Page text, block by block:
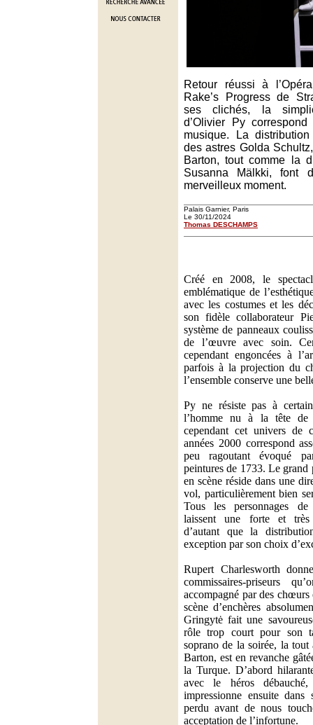
Retour réussi à
Rake’s Progress de
ses clichés, la
d’Olivier Py
musique. La
des astres Golda
Barton, tout comme la
Susanna Mälkki, font
merveilleux moment.
Palais Garnier, Paris
Le 30/11/2024
Thomas DESCHAMPS
Créé en 2008, le
emblématique de
avec les costumes et les
son fidèle collaborateur
système de panneaux
de l’œuvre avec soin.
cependant engoncées à
parfois à la projection du
l’ensemble conserve une
Py ne résiste pas à
l’homme nu à la tête de
cependant cet univers de
années 2000 correspond
peu ragoutant évoqué
peintures de 1733. Le grand
en scène réside dans une
vol, particulièrement bien
Tous les personnages
laissent une forte et très
d’autant que la
exception par son choix
Rupert Charlesworth
commissaires-priseurs
accompagné par des chœurs
scène d’enchères
Gringytė fait une
rôle trop court pour son
soprano de la soirée, la tout
Barton, est en revanche
la Turque. D’abord
avec le héros
impressionne ensuite
perdu avant de nous
acceptation de l’infortune.